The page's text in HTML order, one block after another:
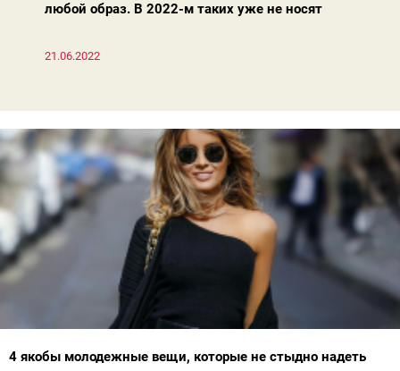
любой образ. В 2022-м таких уже не носят
21.06.2022
4 якобы молодежные вещи, которые не стыдно надеть